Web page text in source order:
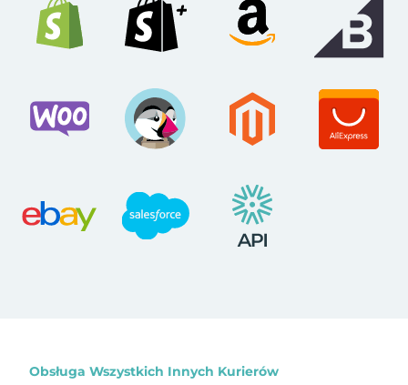
Obsługa Wszystkich Innych Kurierów